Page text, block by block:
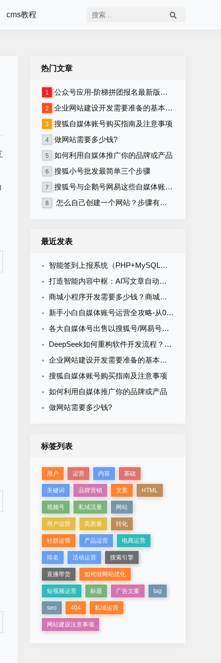
cms教程
热门文章
1 公众号应用-阶梯拼团报名最新版本源码程序
2 企业网站建设开发需要准备的基本资料
3 搜狐自媒体账号购买指南及注意事项
4 做网站需要多少钱?
5 如何利用自媒体推广你的品牌或产品
6 搜狐小号批发最简单三个步骤
7 搜狐号与企鹅号网易这些自媒体账号在哪里购买？
8 怎么自己创建一个网站？步骤有哪些？
最近发表
智能签到上报系统（PHP+MySQL）食堂/企业/学校多场景通用
打造智能内容中枢：AI写文章自动发布系统的定制开发
商城小程序开发需要多少钱？商城小程序开发收费标准
新手小白自媒体账号运营全攻略-从0到1打造购买自媒体账号网易搜索知乎百家号
各大自媒体号出售以搜狐号/网易号为核心的流量与排名解析
DeepSeek如何重构软件开发流程？AI驱动优化的5大实战场景解析
企业网站建设开发需要准备的基本资料
搜狐自媒体账号购买指南及注意事项
如何利用自媒体推广你的品牌或产品
做网站需要多少钱?
标签列表
用户 运营 内容 基础
关键词 品牌营销 文案 HTML
视频号 私域流量 网站
用户运营 高质量 转化
社群运营 产品运营 电商运营
排名 活动运营 搜索引擎
直播带货 如何做网站优化
短视频运营 标题 广告文案 tag
seo 404 私域运营
网站建设注意事项